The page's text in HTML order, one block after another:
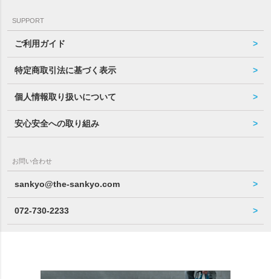
SUPPORT
ご利用ガイド
特定商取引法に基づく表示
個人情報取り扱いについて
安心安全への取り組み
お問い合わせ
sankyo@the-sankyo.com
072-730-2233